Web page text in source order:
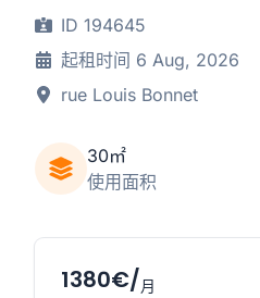
ID 194645
起租时间 6 Aug, 2026
rue Louis Bonnet
30㎡
使用面积
1380€/月